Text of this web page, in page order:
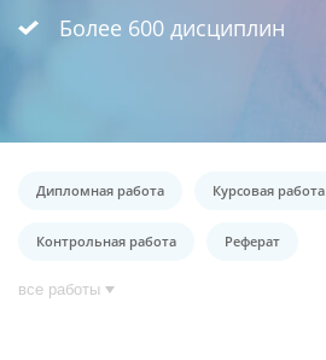
Более 600 дисциплин
Дипломная работа Курсовая работа
Контрольная работа Реферат
все работы